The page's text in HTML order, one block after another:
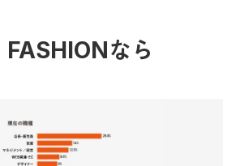
なら